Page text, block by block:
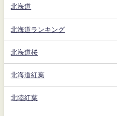
北海道
北海道ランキング
北海道桜
北海道紅葉
北陸紅葉